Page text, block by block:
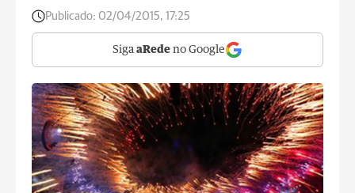
Publicado: 02/04/2015, 17:25
Siga aRede no Google